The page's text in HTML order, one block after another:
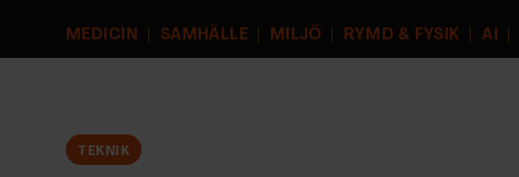
MEDICIN SAMHÄLLE MILJÖ RYMD & FYSIK AI
EVENEMANG & RESOR
KONTAKTA F&F
TEKNIK